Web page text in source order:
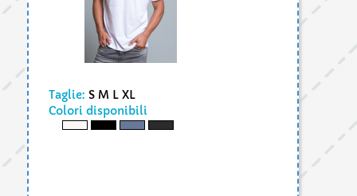
Taglie: S M L XL
Colori disponibili